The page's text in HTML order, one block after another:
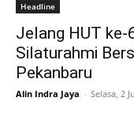
Headline
Jelang HUT ke-
Silaturahmi
Pekanbaru
Alin Indra Jaya - Selasa, 2